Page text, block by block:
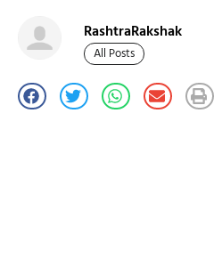
RashtraRakshak
All Posts